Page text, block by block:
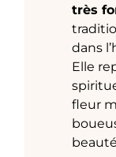
très
dans
Elle
fleur